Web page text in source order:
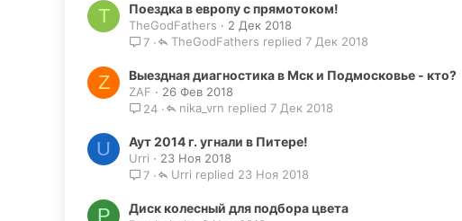
T Поездка в европу с прямотоком!
TheGodFathers
2 Дек 2018
7
7 Дек 2018
TheGodFathers
Z Выездная диагностика в Мск и Подмосковье - кто?
ZAF
26 Фев 2018
24
7 Дек 2018
nika_vrn
U Аут 2014 г. угнали в Питере!
Urri
23 Ноя 2018
7
23 Ноя 2018
Urri
P Диск колесный для подбора цвета